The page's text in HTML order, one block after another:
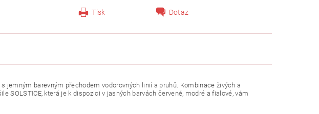
Tisk Dotaz
jemným barevným přechodem vodorovných linií a pruhů. Kombinace živých a
SOLSTICE, která je k dispozici v jasných barvách červené, modré a fialové, vám